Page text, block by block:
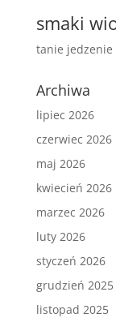
smaki
tanie jedzenie
Archiwa
lipiec 2026
czerwiec 2026
maj 2026
kwiecień 2026
marzec 2026
luty 2026
styczeń 2026
grudzień 2025
listopad 2025